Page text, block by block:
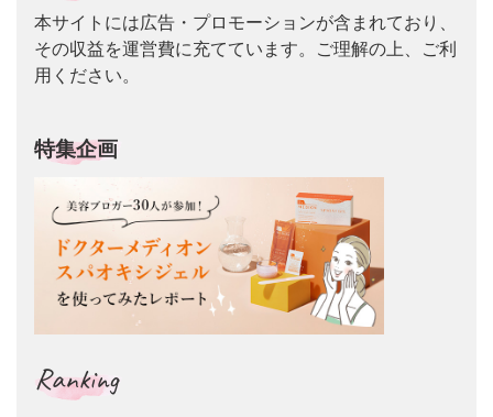
本サイトには広告・プロモーションが含まれており、
その収益を運営費に充てています。ご理解の上、ご利
用ください。
特集企画
Ranking